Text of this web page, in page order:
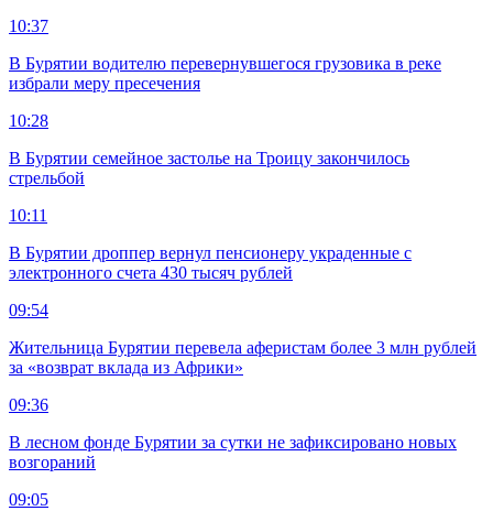
10:37
В Бурятии водителю перевернувшегося грузовика в реке
избрали меру пресечения
10:28
В Бурятии семейное застолье на Троицу закончилось
стрельбой
10:11
В Бурятии дроппер вернул пенсионеру украденные с
электронного счета 430 тысяч рублей
09:54
Жительница Бурятии перевела аферистам более 3 млн рублей
за «возврат вклада из Африки»
09:36
В лесном фонде Бурятии за сутки не зафиксировано новых
возгораний
09:05